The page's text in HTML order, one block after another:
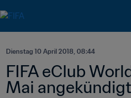
Dienstag 10 April 2018, 08:44
FIFA eClub
Mai angekündigt